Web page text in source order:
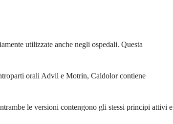
utilizzate anche negli ospedali. Questa
orali Advil e Motrin, Caldolor contiene
le versioni contengono gli stessi principi attivi e